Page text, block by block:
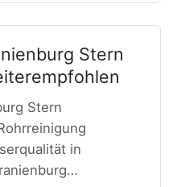
Stern
Stern
in